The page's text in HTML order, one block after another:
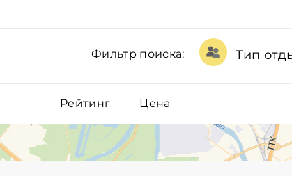
Фильтр поиска: Тип
Рейтинг Цена